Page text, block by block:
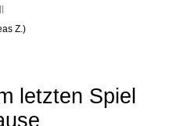
Z.)
letzten Spiel